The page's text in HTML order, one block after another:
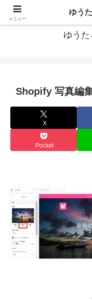
カリフォルニアMBA卒40代
ゆう
Shopify 写真編
X
Pocket
メニュー
ゆう